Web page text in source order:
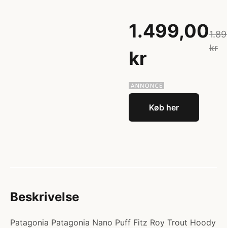
1.499,00
kr
kr
Køb her
Beskrivelse
Patagonia Patagonia Nano Puff Fitz Roy Trout Hoody